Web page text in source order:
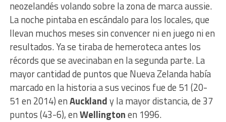
neozelandés volando sobre la zona de marca aussie.
La noche pintaba en escándalo para los locales, que
llevan muchos meses sin convencer ni en juego ni en
resultados. Ya se tiraba de hemeroteca antes los
récords que se avecinaban en la segunda parte. La
mayor cantidad de puntos que Nueva Zelanda había
marcado en la historia a sus vecinos fue de 51 (20-
51 en 2014) enAucklandy la mayor distancia, de 37
puntos (43-6), enWellingtonen 1996.